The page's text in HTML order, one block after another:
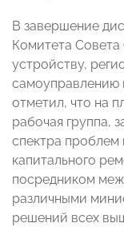
В завершение
Комитета
устройству,
самоуправлению
отметил, что на
рабочая группа,
спектра проблем
капитального
посредником
различными
решений всех